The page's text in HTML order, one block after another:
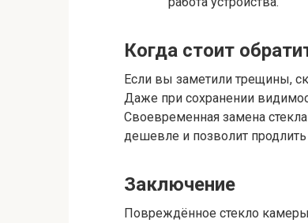
Когда стоит
Если вы заметили трещины,
Даже при сохранении
Своевременная замена
дешевле и позволит
Заключение
Повреждённое стекло камеры